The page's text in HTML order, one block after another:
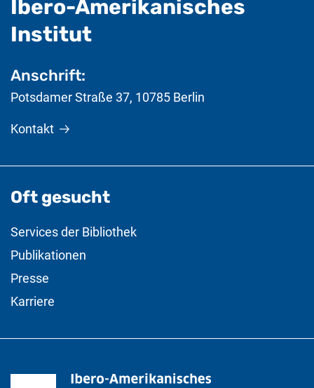
Ibero-Amerikanisches
Institut- nützliche
Anschrift:
Potsdamer Straße 37, 10785 Berlin
Kontakt
Oft gesucht
Services der Bibliothek
Publikationen
Presse
Karriere